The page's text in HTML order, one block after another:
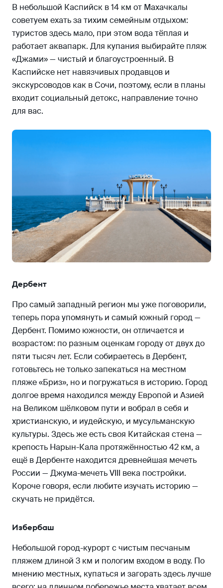
В небольшой Каспийск в 14 км от Махачкалы
советуем ехать за тихим семейным отдыхом:
туристов здесь мало, при этом вода тёплая и
работает аквапарк. Для купания выбирайте пляж
«Джами» — чистый и благоустроенный. В
Каспийске нет навязчивых продавцов и
экскурсоводов как в Сочи, поэтому, если в планы
входит социальный детокс, направление точно
для вас.
Дербент
Про самый западный регион мы уже поговорили,
теперь пора упомянуть и самый южный город —
Дербент. Помимо южности, он отличается и
возрастом: по разным оценкам городу от двух до
пяти тысяч лет. Если собираетесь в Дербент,
готовьтесь не только запекаться на местном
пляже «Бриз», но и погружаться в историю. Город
долгое время находился между Европой и Азией
на Великом шёлковом пути и вобрал в себя и
христианскую, и иудейскую, и мусульманскую
культуры. Здесь же есть своя Китайская стена —
крепость Нарын-Кала протяжённостью 42 км, а
ещё в Дербенте находится древнейшая мечеть
России — Джума-мечеть VIII века постройки.
Короче говоря, если любите изучать историю —
скучать не придётся.
Избербаш
Небольшой город-курорт с чистым песчаным
пляжем длиной 3 км и пологим входом в воду. По
мнению местных, купаться и загорать здесь лучше